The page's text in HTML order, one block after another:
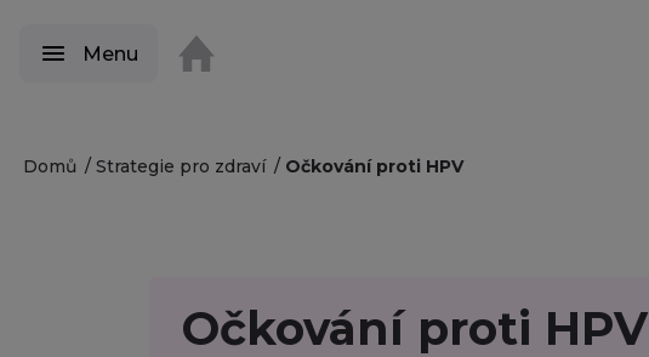
Menu
Domů Strategie pro zdraví Očkování proti HPV
Očkování proti HPV